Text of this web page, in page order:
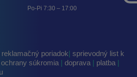
Po-Pi 7:30 – 17:00
poriadok| sprievodný list k
súkromia | doprava | platba |